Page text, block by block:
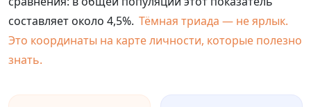
составляет около 4,5%. Тёмная триада — не ярлык.
Это координаты на карте личности, которые полезно
знать.